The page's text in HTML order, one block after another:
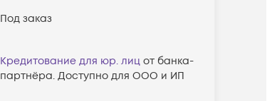
Под заказ
Кредитование для юр. лиц от банка-
партнёра. Доступно для ООО и ИП